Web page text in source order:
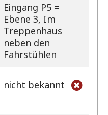
Eingang P5 =
Ebene 3, Im
Treppenhaus
neben den
Fahrstühlen
nicht bekannt